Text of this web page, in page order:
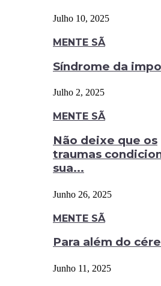
Julho 10, 2025
MENTE SÃ
Síndrome da
Julho 2, 2025
MENTE SÃ
Não deixe que os
traumas
sua...
Junho 26, 2025
MENTE SÃ
Para além do
Junho 11, 2025